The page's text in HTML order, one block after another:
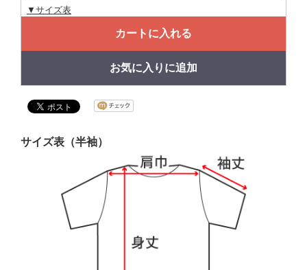
▼サイズ表
カートに入れる
お気に入りに追加
サイズ表（半袖）